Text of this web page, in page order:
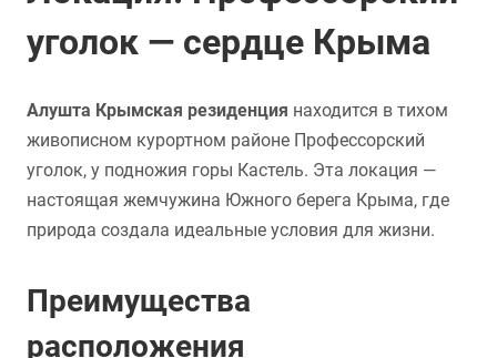
уголок — сердце Крыма
Алушта Крымская резиденция находится в тихом
живописном курортном районе Профессорский
уголок, у подножия горы Кастель. Эта локация —
настоящая жемчужина Южного берега Крыма, где
природа создала идеальные условия для жизни.
Преимущества
расположения